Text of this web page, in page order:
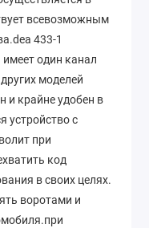
всевозможным
433-1
имеет один канал
моделей
и крайне удобен в
устройство с
при
код
в своих целях.
воротами и